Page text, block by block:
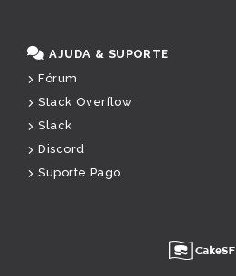
AJUDA & SUPORTE
Fórum
Stack Overflow
Slack
Discord
Suporte Pago
u